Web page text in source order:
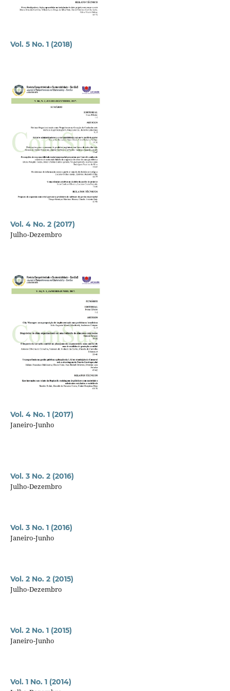
Vol. 5 No. 1 (2018)
Vol. 4 No. 2 (2017)
Julho-Dezembro
Vol. 4 No. 1 (2017)
Janeiro-Junho
Vol. 3 No. 2 (2016)
Julho-Dezembro
Vol. 3 No. 1 (2016)
Janeiro-Junho
Vol. 2 No. 2 (2015)
Julho-Dezembro
Vol. 2 No. 1 (2015)
Janeiro-Junho
Vol. 1 No. 1 (2014)